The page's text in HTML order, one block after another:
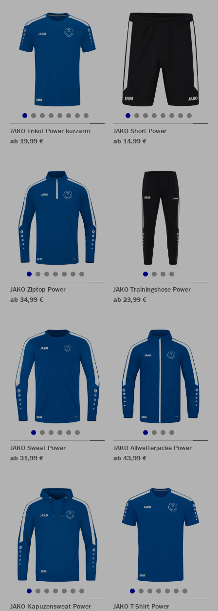
JAKO Trikot Power kurzarm
ab 19,99 €
JAKO Short Power
ab 14,99 €
JAKO Ziptop Power
ab 34,99 €
JAKO Trainingshose Power
ab 23,99 €
JAKO Sweat Power
ab 31,99 €
JAKO Allwetterjacke Power
ab 43,99 €
JAKO Kapuzensweat Power
JAKO T-Shirt Power